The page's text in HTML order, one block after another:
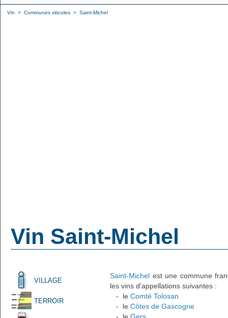
Vin > Communes viticoles > Saint-Michel
Vin Saint-Michel
VILLAGE
TERROIR
Saint-Michel est une commune
les vins d'appellations suivantes :
- le Comté Tolosan
- le Côtes de Gascogne